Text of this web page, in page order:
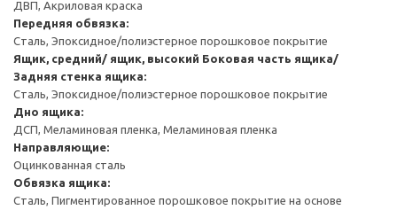
ДВП, Акриловая краска
Передняя обвязка:
Сталь, Эпоксидное/полиэстерное порошковое покрытие
Ящик, средний/ ящик, высокий Боковая часть ящика/
Задняя стенка ящика:
Сталь, Эпоксидное/полиэстерное порошковое покрытие
Дно ящика:
ДСП, Меламиновая пленка, Меламиновая пленка
Направляющие:
Оцинкованная сталь
Обвязка ящика:
Сталь, Пигментированное порошковое покрытие на основе